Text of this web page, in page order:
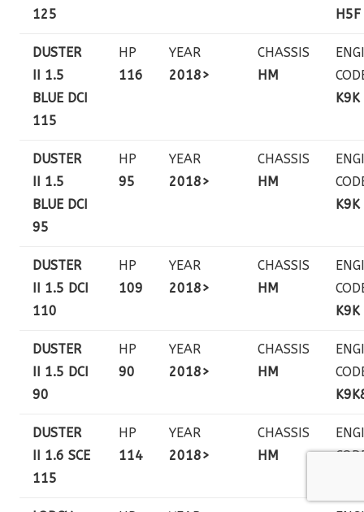
125
H5F
DUSTER
II 1.5
BLUE DCI
115
HP
116
YEAR
2018>
CHASSIS
HM
DUSTER
II 1.5
BLUE DCI
95
HP
95
YEAR
2018>
CHASSIS
HM
K9K
DUSTER
II 1.5 DCI
110
HP
109
YEAR
2018>
CHASSIS
HM
K9K
DUSTER
II 1.5 DCI
90
HP
90
YEAR
2018>
CHASSIS
HM
DUSTER
II 1.6 SCE
115
HP
114
YEAR
2018>
CHASSIS
HM